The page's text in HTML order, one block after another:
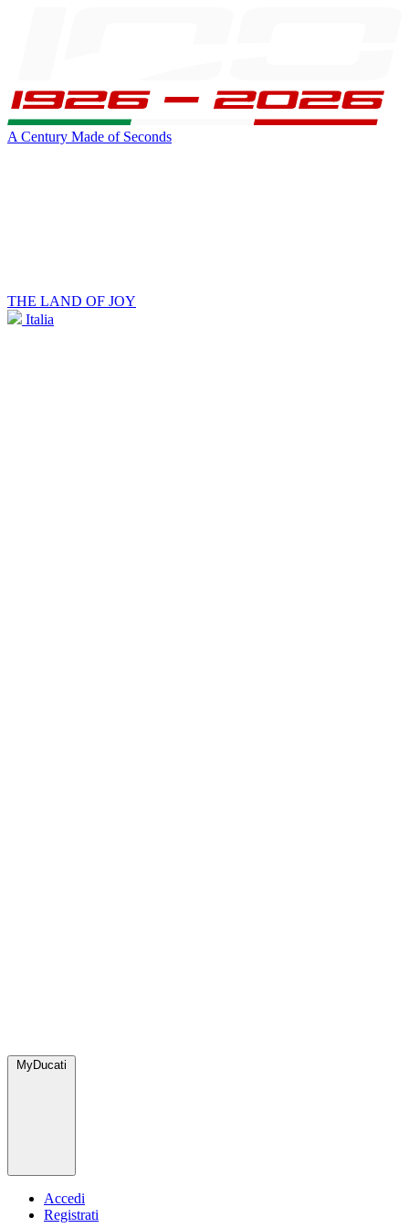
A Century Made of Seconds
THE LAND OF JOY
Italia
MyDucati
Accedi
Registrati